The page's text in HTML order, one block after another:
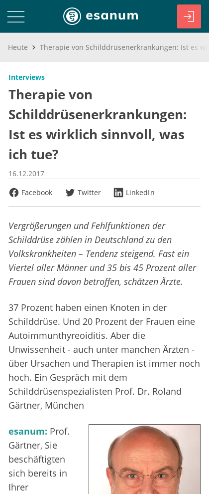
Heute
Interviews
Therapie von
Schilddrüsenerkrankungen:
Ist es wirklich sinnvoll, was
ich tue?
16.12.2017
Facebook
Twitter LinkedIn
Vergrößerungen und Fehlfunktionen der
Schilddrüse zählen in Deutschland zu den
Volkskrankheiten – Tendenz steigend. Fast ein
Viertel aller Männer und 35 bis 45 Prozent aller
Frauen sind davon betroffen, schätzen Ärzte.
37 Prozent haben einen Knoten in der
Schilddrüse. Und 20 Prozent der Frauen eine
Autoimmunthyreoiditis. Aber die
Unwissenheit - auch unter manchen Ärzten -
über Ursachen und Therapien ist immer noch
hoch. Ein Gespräch mit dem
Schilddrüsenspezialisten Prof. Dr. Roland
Gärtner, München
esanum: Prof.
Gärtner, Sie
beschäftigten
sich bereits in
Ihrer